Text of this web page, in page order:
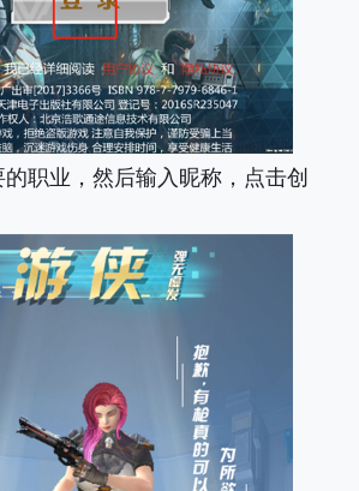
职业，然后输入昵称，点击创